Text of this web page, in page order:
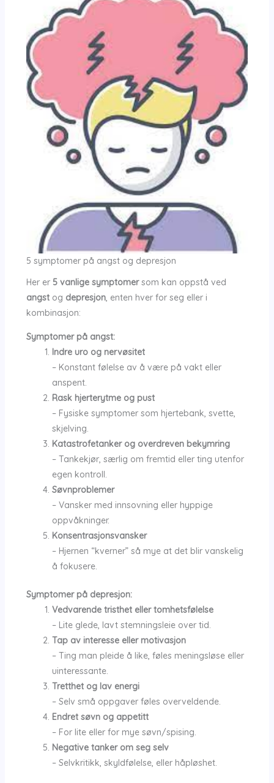
5 symptomer på angst og depresjon
Her er 5 vanlige symptomersom kan oppstå ved
angstog depresjon, enten hver for seg eller i
kombinasjon:
Symptomer på angst:
Indre uro og nervøsitet
– Konstant følelse av å være på vakt eller
anspent.
Rask hjerterytme og pust
– Fysiske symptomer som hjertebank, svette,
skjelving.
Katastrofetanker og overdreven bekymring
– Tankekjør, særlig om fremtid eller ting utenfor
egen kontroll.
Søvnproblemer
– Vansker med innsovning eller hyppige
oppvåkninger.
Konsentrasjonsvansker
– Hjernen “kverner” så mye at det blir vanskelig
å fokusere.
Symptomer på depresjon:
Vedvarende tristhet eller tomhetsfølelse
– Lite glede, lavt stemningsleie over tid.
Tap av interesse eller motivasjon
– Ting man pleide å like, føles meningsløse eller
uinteressante.
Tretthet og lav energi
– Selv små oppgaver føles overveldende.
Endret søvn og appetitt
– For lite eller for mye søvn/spising.
Negative tanker om seg selv
– Selvkritikk, skyldfølelse, eller håpløshet.